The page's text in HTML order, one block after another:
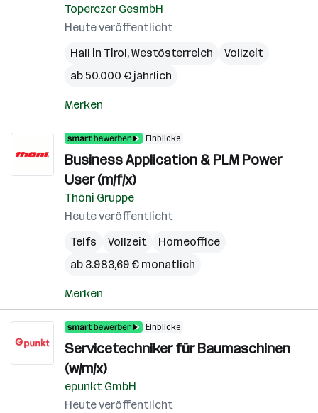
Toperczer GesmbH
Heute veröffentlicht
Hall in Tirol,Westösterreich
Vollzeit
ab 50.000 € jährlich
Merken
Einblicke
Business Application & PLM Power
User (m/f/x)
Thöni Gruppe
Heute veröffentlicht
Telfs
Vollzeit
Homeoffice
ab 3.983,69 € monatlich
Merken
Einblicke
Servicetechniker für Baumaschinen
(w/m/x)
epunkt GmbH
Heute veröffentlicht